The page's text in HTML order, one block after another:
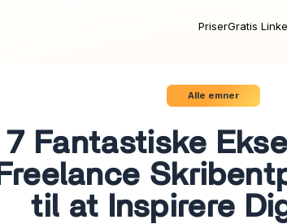
PriserGratis
Alle emner
7 Fantastiske
Freelance
til at Inspirere